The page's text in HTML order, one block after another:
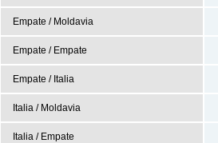
Empate / Moldavia
Empate / Empate
Empate / Italia
Italia / Moldavia
Italia / Empate
LEB
NBA
Europa
Euroliga
Eurocup